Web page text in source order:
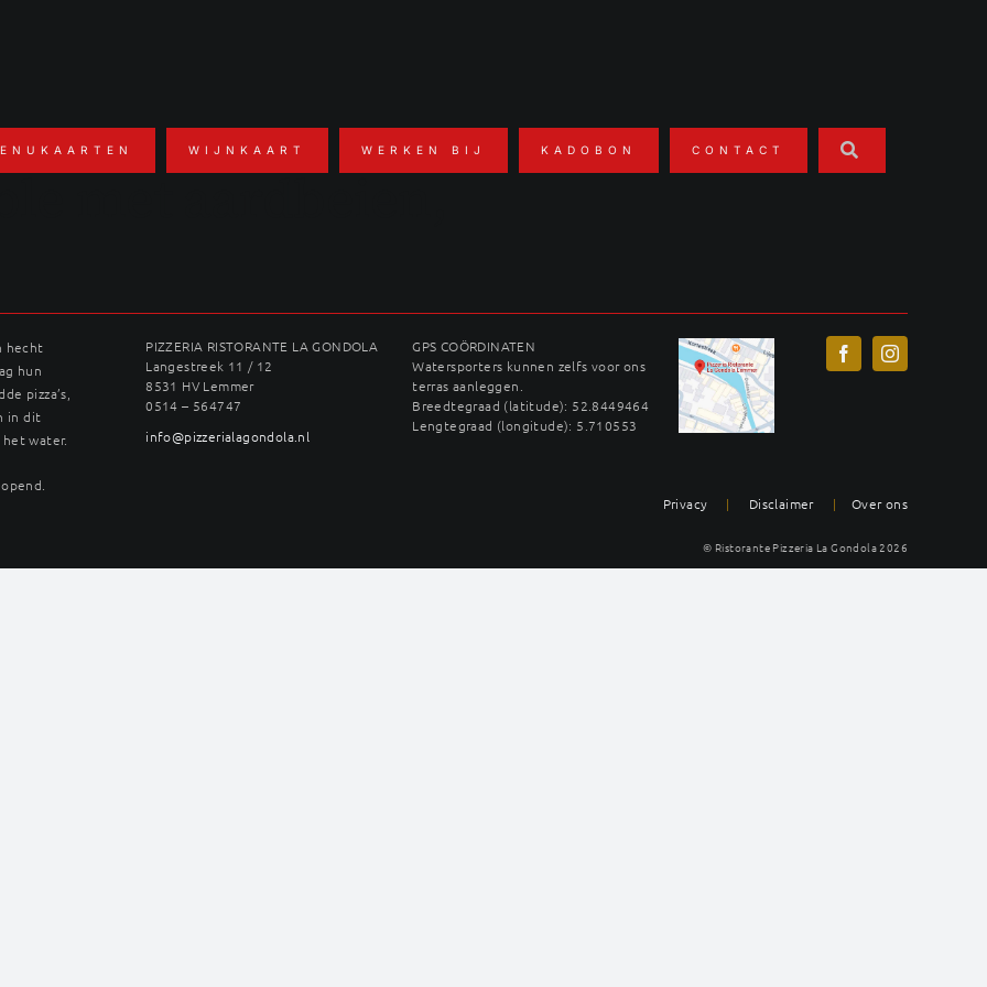
WIJNKAART WERKEN BIJ KADOBON CONTACT
met aardbeien,
hecht
hun
pizza’s,
in dit
water.
PIZZERIA RISTORANTE LA GONDOLA
Langestreek 11 / 12
8531 HV Lemmer
0514 – 564747
info@pizzerialagondola.nl
GPS COÖRDINATEN
Watersporters kunnen zelfs voor ons
terras aanleggen.
Breedtegraad (latitude): 52.8449464
Lengtegraad (longitude): 5.710553
Privacy | Disclaimer | Over ons
© Ristorante Pizzeria La Gondola 2026